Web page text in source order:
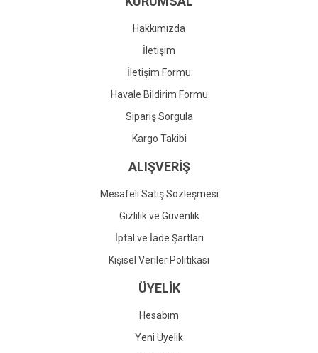
Gönder
Hakkımızda
İletişim
İletişim Formu
Havale Bildirim Formu
Sipariş Sorgula
Kargo Takibi
ALIŞVERİŞ
Mesafeli Satış Sözleşmesi
Gizlilik ve Güvenlik
İptal ve İade Şartları
Kişisel Veriler Politikası
ÜYELİK
Hesabım
Yeni Üyelik